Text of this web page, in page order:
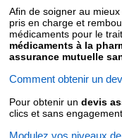
Afin de soigner au
pris en charge et
médicaments pour le
médicaments à la
assurance mutuelle
Comment obtenir un
Pour obtenir un devis
clics et sans engagement.